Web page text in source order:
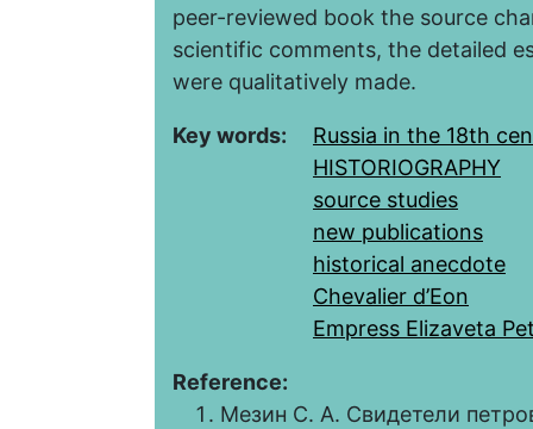
peer-reviewed book the source
scientific comments, the detailed
were qualitatively made.
Key words:
Russia in the 18th
HISTORIOGRAPHY
source studies
new publications
historical anecdote
Chevalier d’Eon
Empress Elizaveta
Reference:
Мезин С. А. Свидетели